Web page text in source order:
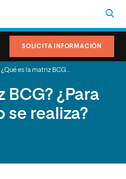
SOLICITA INFORMACIÓN
BCG? ¿Para
se realiza?